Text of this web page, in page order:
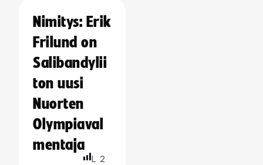
Nimitys: Erik
Frilund on
Salibandylii
ton uusi
Nuorten
Olympiaval
mentaja
L 2